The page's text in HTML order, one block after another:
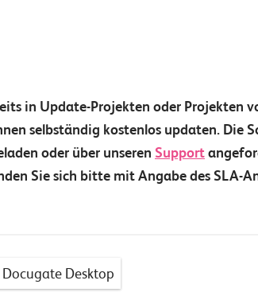
in Update-Projekten oder Projekten
selbständig kostenlos updaten. Die
oder über unseren Support
Sie sich bitte mit Angabe des SLA-
Docugate Desktop